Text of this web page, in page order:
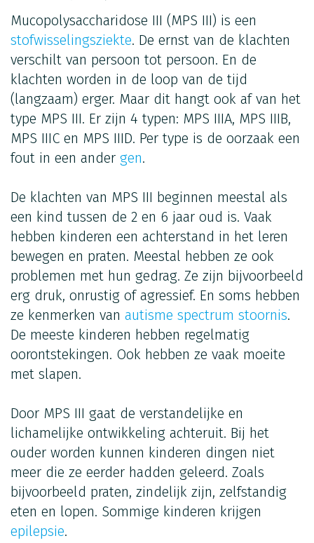
Mucopolysaccharidose III (MPS III) is een
stofwisselingsziekte. De ernst van de klachten
verschilt van persoon tot persoon. En de
klachten worden in de loop van de tijd
(langzaam) erger. Maar dit hangt ook af van het
type MPS III. Er zijn 4 typen: MPS IIIA, MPS IIIB,
MPS IIIC en MPS IIID. Per type is de oorzaak een
fout in een ander gen.
De klachten van MPS III beginnen meestal als
een kind tussen de 2 en 6 jaar oud is. Vaak
hebben kinderen een achterstand in het leren
bewegen en praten. Meestal hebben ze ook
problemen met hun gedrag. Ze zijn bijvoorbeeld
erg druk, onrustig of agressief. En soms hebben
ze kenmerken van autisme spectrum stoornis.
De meeste kinderen hebben regelmatig
oorontstekingen. Ook hebben ze vaak moeite
met slapen.
Door MPS III gaat de verstandelijke en
lichamelijke ontwikkeling achteruit. Bij het
ouder worden kunnen kinderen dingen niet
meer die ze eerder hadden geleerd. Zoals
bijvoorbeeld praten, zindelijk zijn, zelfstandig
eten en lopen. Sommige kinderen krijgen
epilepsie.